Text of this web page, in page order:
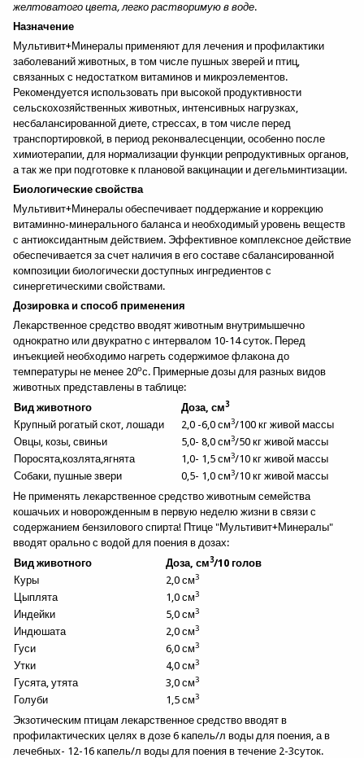
желтоватого цвета, легко растворимую в воде.
Назначение
Мультивит+Минералы применяют для лечения и профилактики
заболеваний животных, в том числе пушных зверей и птиц,
связанных с недостатком витаминов и микроэлементов.
Рекомендуется использовать при высокой продуктивности
сельскохозяйственных животных, интенсивных нагрузках,
несбалансированной диете, стрессах, в том числе перед
транспортировкой, в период реконвалесценции, особенно после
химиотерапии, для нормализации функции репродуктивных органов,
а так же при подготовке к плановой вакцинации и дегельминтизации.
Биологические свойства
Мультивит+Минералы обеспечивает поддержание и коррекцию
витаминно-минерального баланса и необходимый уровень веществ
с антиоксидантным действием. Эффективное комплексное действие
обеспечивается за счет наличия в его составе сбалансированной
композиции биологически доступных ингредиентов с
синергетическими свойствами.
Дозировка и способ применения
Лекарственное средство вводят животным внутримышечно
однократно или двукратно с интервалом 10-14 суток. Перед
инъекцией необходимо нагреть содержимое флакона до
температуры не менее 20ос. Примерные дозы для разных видов
животных представлены в таблице:
Вид животного
Доза, см3
Крупный рогатый скот, лошади 2,0 -6,0 см3/100 кг живой массы
Овцы, козы, свиньи
5,0- 8,0 см3/50 кг живой массы
Поросята,козлята,ягнята
1,0- 1,5 см3/10 кг живой массы
Собаки, пушные звери
0,5- 1,0 см3/10 кг живой массы
Не применять лекарственное средство животным семейства
кошачьих и новорожденным в первую неделю жизни в связи с
содержанием бензилового спирта! Птице "Мультивит+Минералы"
вводят орально с водой для поения в дозах:
Вид животного
Доза, см3/10 голов
Куры
2,0 см3
Цыплята 1,0 см3
Индейки 5,0 см3
Индюшата 2,0 см3
Гуси 6,0 см3
Утки 4,0 см3
Гусята, утята 3,0 см3
Голуби 1,5 см3
Экзотическим птицам лекарственное средство вводят в
профилактических целях в дозе 6 капель/л воды для поения, а в
лечебных- 12-16 капель/л воды для поения в течение 2-3суток.
Спросить об этом товаре
Имя*
Компания
Улица
Город